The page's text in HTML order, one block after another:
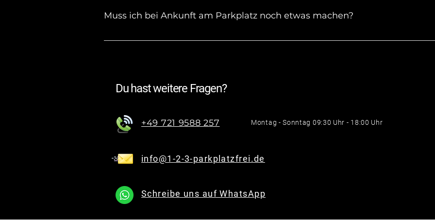
Muss ich bei Ankunft am Parkplatz noch etwas machen?
Nein, du kannst direkt zum Terminal gehen. Mit der Buchung hast du bereits alles
Du hast weitere Fragen?
+49 721 9588 257 Montag - Sonntag 09:30 Uhr - 18:00 Uhr
info@1-2-3-parkplatzfrei.de
Schreibe uns auf WhatsApp